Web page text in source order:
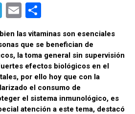
T
el
e
gr
a
m
E
m
ail
o
m
p
ar
tir
las vitaminas son esenciales
que se benefician de
la toma general sin supervisión
efectos biológicos en el
por ello hoy que con la
el consumo de
el sistema inmunológico, es
atención a este tema, destacó